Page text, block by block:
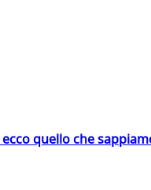
quello che